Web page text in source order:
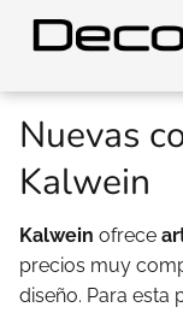
Nuevas
Kalwein
Kalwein ofrece
precios muy
diseño. Para esta